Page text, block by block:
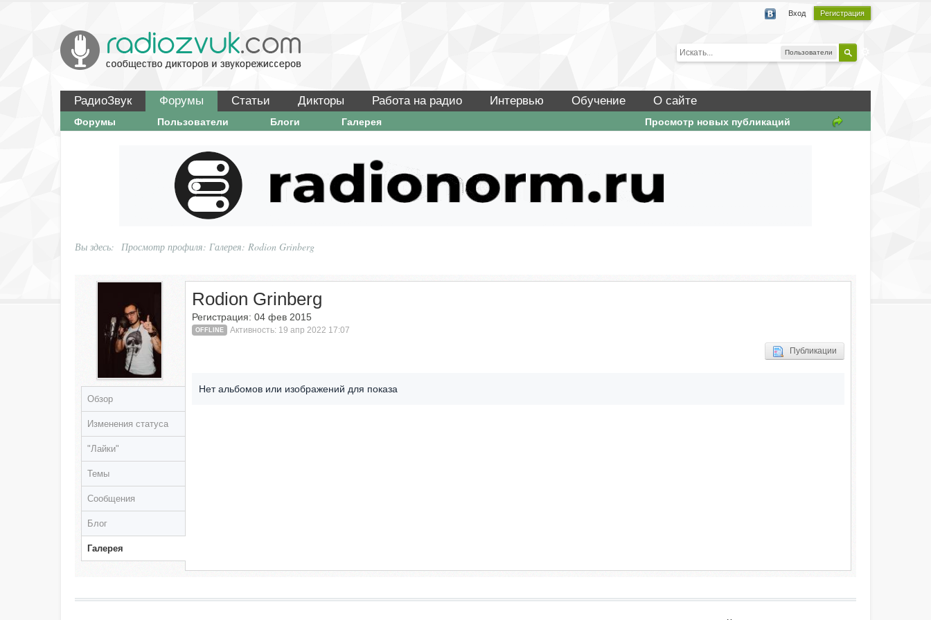
Вход Регистрация
Пользователи
РадиоЗвук Форумы Статьи Дикторы Работа на радио Интервью Обучение О сайте
Просмотр новых публикаций
Форумы Пользователи Блоги Галерея
Вы здесь: Просмотр профиля: Галерея: Rodion Grinberg
Обзор
Изменения статуса
"Лайки"
Темы
Сообщения
Блог
Галерея
Rodion Grinberg
Регистрация: 04 фев 2015
OFFLINE Активность: 19 апр 2022 17:07
Публикации
Нет альбомов или изображений для показа